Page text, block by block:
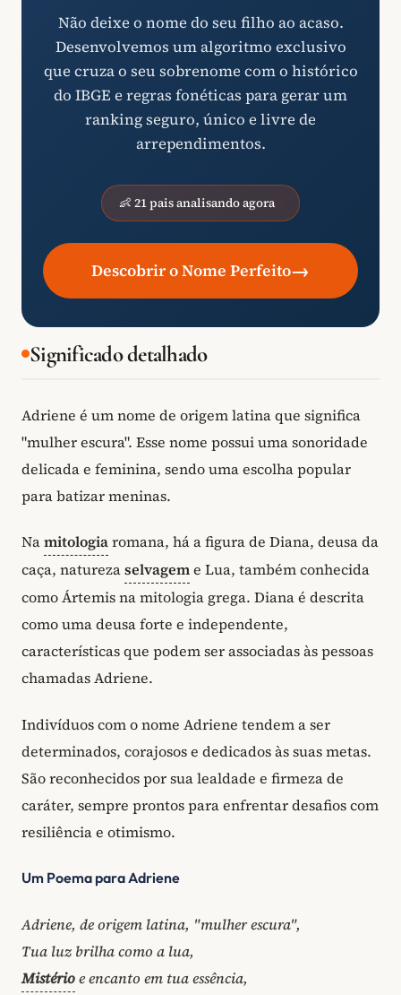
Não deixe o nome do seu filho ao acaso.
Desenvolvemos um algoritmo exclusivo
que cruza o seu sobrenome com o histórico
do IBGE e regras fonéticas para gerar um
ranking seguro, único e livre de
arrependimentos.
👶 21 pais analisando agora
Descobrir o Nome Perfeito→
Significado detalhado
Adriene é um nome de origem latina que significa
"mulher escura". Esse nome possui uma sonoridade
delicada e feminina, sendo uma escolha popular
para batizar meninas.
Namitologiaromana, há a figura de Diana, deusa da
caça, naturezaselvageme Lua, também conhecida
como Ártemis na mitologia grega. Diana é descrita
como uma deusa forte e independente,
características que podem ser associadas às pessoas
chamadas Adriene.
Indivíduos com o nome Adriene tendem a ser
determinados, corajosos e dedicados às suas metas.
São reconhecidos por sua lealdade e firmeza de
caráter, sempre prontos para enfrentar desafios com
resiliência e otimismo.
Um Poema para Adriene
Adriene, de origem latina, "mulher escura",
Tua luz brilha como a lua,
Mistérioe encanto em tua essência,